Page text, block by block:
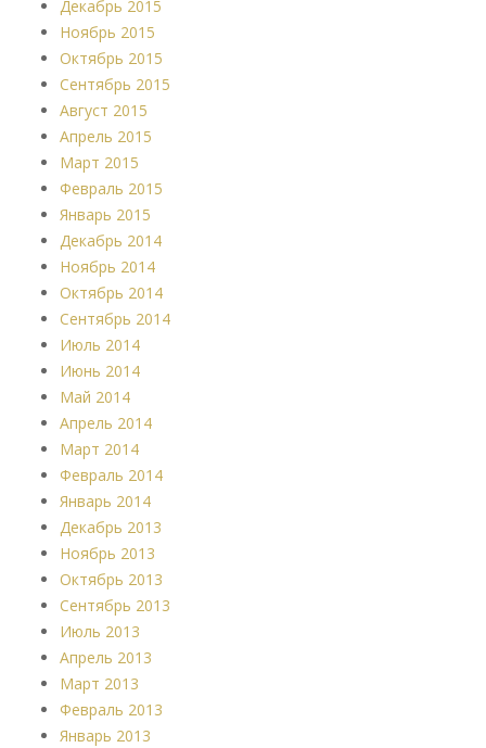
Декабрь 2015
Ноябрь 2015
Октябрь 2015
Сентябрь 2015
Август 2015
Апрель 2015
Март 2015
Февраль 2015
Январь 2015
Декабрь 2014
Ноябрь 2014
Октябрь 2014
Сентябрь 2014
Июль 2014
Июнь 2014
Май 2014
Апрель 2014
Март 2014
Февраль 2014
Январь 2014
Декабрь 2013
Ноябрь 2013
Октябрь 2013
Сентябрь 2013
Июль 2013
Апрель 2013
Март 2013
Февраль 2013
Январь 2013